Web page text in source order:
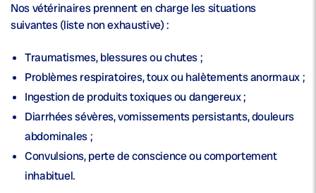
Nos vétérinaires prennent en charge les situations
suivantes (liste non exhaustive) :
Traumatismes, blessures ou chutes ;
Problèmes respiratoires, toux ou halètements anormaux ;
Ingestion de produits toxiques ou dangereux ;
Diarrhées sévères, vomissements persistants, douleurs
abdominales ;
Convulsions, perte de conscience ou comportement
inhabituel.